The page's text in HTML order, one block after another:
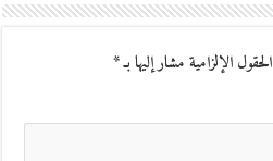
الحقول الإلزامية مشار إليها بـ*